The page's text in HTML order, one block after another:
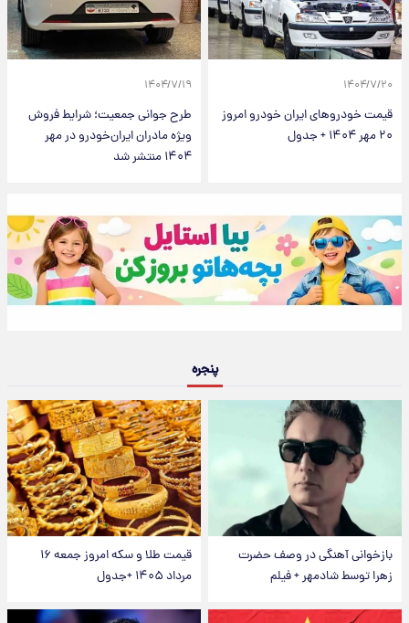
۱۴۰۴/۷/۲۰
قیمت خودرو‌های ایران خودرو امروز
۲۰ مهر ۱۴۰۴ + جدول
۱۴۰۴/۷/۱۹
طرح جوانی جمعیت؛ شرایط فروش
ویژه مادران ایران‌خودرو در مهر
۱۴۰۴ منتشر شد
پنجره
بازخوانی آهنگی در وصف حضرت
زهرا توسط شادمهر + فیلم
قیمت طلا و سکه امروز جمعه ۱۶
مرداد ۱۴۰۵ +جدول